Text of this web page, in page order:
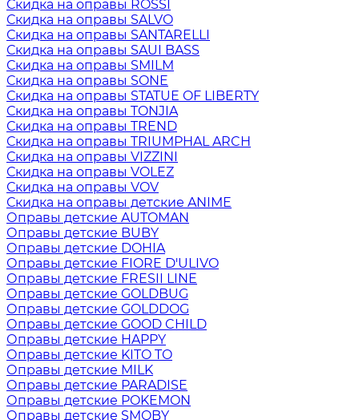
Скидка на оправы ROSSI
Скидка на оправы SALVO
Скидка на оправы SANTARELLI
Скидка на оправы SAUI BASS
Скидка на оправы SMILM
Скидка на оправы SONE
Скидка на оправы STATUE OF LIBERTY
Скидка на оправы TONJIA
Скидка на оправы TREND
Скидка на оправы TRIUMPHAL ARCH
Скидка на оправы VIZZINI
Скидка на оправы VOLEZ
Скидка на оправы VOV
Скидка на оправы детские ANIME
Оправы детские AUTOMAN
Оправы детские BUBY
Оправы детские DOHIA
Оправы детские FIORE D'ULIVO
Оправы детские FRESII LINE
Оправы детские GOLDBUG
Оправы детские GOLDDOG
Оправы детские GOOD CHILD
Оправы детские HAPPY
Оправы детские KITO TO
Оправы детские MILK
Оправы детские PARADISE
Оправы детские POKEMON
Оправы детские SMOBY